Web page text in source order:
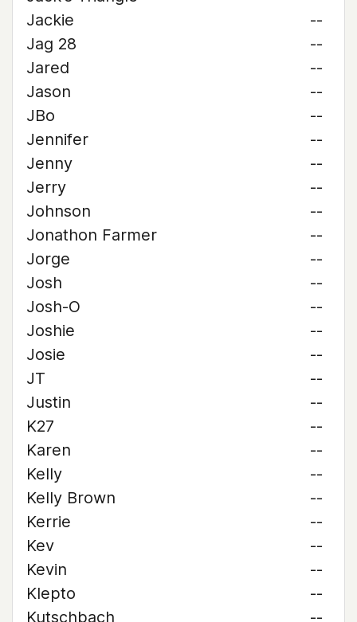
Jackie
--
Jag 28
--
Jared
--
Jason
--
JBo
--
Jennifer
--
Jenny
--
Jerry
--
Johnson
--
Jonathon Farmer
--
Jorge
--
Josh
--
Josh-O
--
Joshie
--
Josie
--
JT
--
Justin
--
K27
--
Karen
--
Kelly
--
Kelly Brown
--
Kerrie
--
Kev
--
Kevin
--
Klepto
--
Kutschbach
--